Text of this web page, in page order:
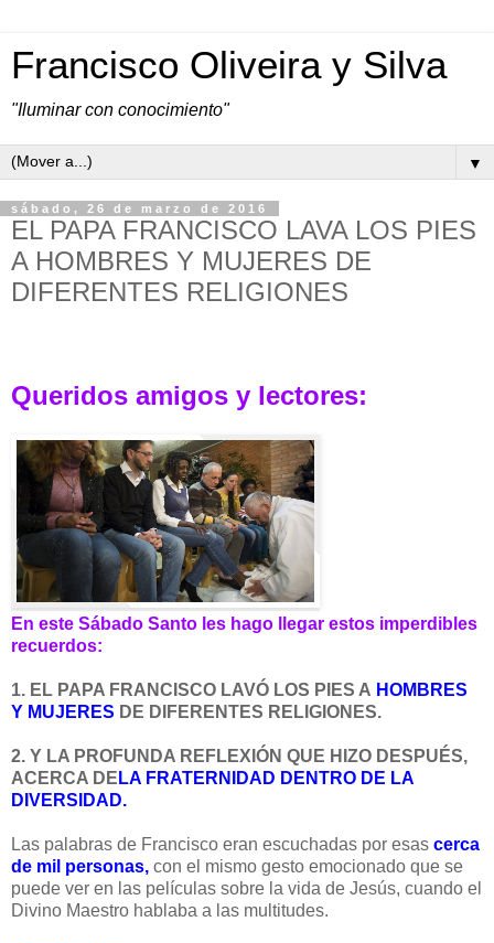
Francisco Oliveira y Silva
"Iluminar con conocimiento"
▼
sábado, 26 de marzo de 2016
EL PAPA FRANCISCO LAVA LOS PIES
A HOMBRES Y MUJERES DE
DIFERENTES RELIGIONES
Queridos amigos y lectores:
En este Sábado Santo les hago llegar estos imperdibles
recuerdos:
1. EL PAPA FRANCISCO LAVÓ LOS PIES A HOMBRES
Y MUJERES DE DIFERENTES RELIGIONES.
2. Y LA PROFUNDA REFLEXIÓN QUE HIZO DESPUÉS,
ACERCA DE LA FRATERNIDAD DENTRO DE LA
DIVERSIDAD.
Las palabras de Francisco eran escuchadas por esas cerca
de mil personas, con el mismo gesto emocionado que se
puede ver en las películas sobre la vida de Jesús, cuando el
Divino Maestro hablaba a las multitudes.